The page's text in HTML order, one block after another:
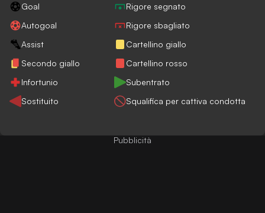
Goal
Rigore segnato
Autogoal
Rigore sbagliato
Assist
Cartellino giallo
Secondo giallo
Cartellino rosso
Infortunio
Subentrato
Sostituito
Squalifica per cattiva condotta
Pubblicità